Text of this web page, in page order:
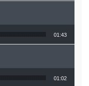
01:43
01:02